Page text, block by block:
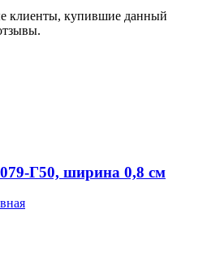
клиенты, купившие данный
Г50, ширина 0,8 см